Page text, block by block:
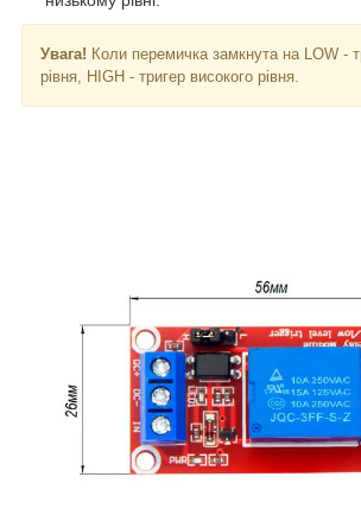
Увага! Коли перемичка замкнута на LOW -
рівня, HIGH - тригер високого рівня.